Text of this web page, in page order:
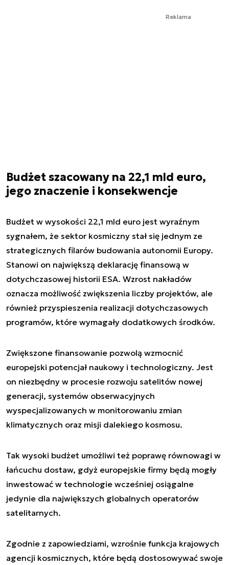
Reklama
Budżet szacowany na 22,1 mld euro,
jego znaczenie i konsekwencje
Budżet w wysokości 22,1 mld euro jest wyraźnym
sygnałem, że sektor kosmiczny stał się jednym ze
strategicznych filarów budowania autonomii Europy.
Stanowi on największą deklarację finansową w
dotychczasowej historii ESA. Wzrost nakładów
oznacza możliwość zwiększenia liczby projektów, ale
również przyspieszenia realizacji dotychczasowych
programów, które wymagały dodatkowych środków.
Zwiększone finansowanie pozwolą wzmocnić
europejski potencjał naukowy i technologiczny. Jest
on niezbędny w procesie rozwoju satelitów nowej
generacji, systemów obserwacyjnych
wyspecjalizowanych w monitorowaniu zmian
klimatycznych oraz misji dalekiego kosmosu.
Tak wysoki budżet umożliwi też poprawę równowagi w
łańcuchu dostaw, gdyż europejskie firmy będą mogły
inwestować w technologie wcześniej osiągalne
jedynie dla największych globalnych operatorów
satelitarnych.
Zgodnie z zapowiedziami, wzrośnie funkcja krajowych
agencji kosmicznych, które będą dostosowywać swoje